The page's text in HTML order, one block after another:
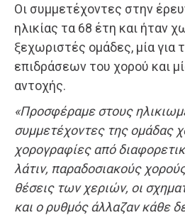
Οι συμμετέχοντες στην
ηλικίας τα 68 έτη και ήταν
ξεχωριστές ομάδες, μία για
επιδράσεων του χορού και
αντοχής.
«Προσφέραμε στους
συμμετέχοντες της ομάδας
χορογραφίες από
λάτιν, παραδοσιακούς
θέσεις των χεριών, οι
και ο ρυθμός άλλαζαν κάθε